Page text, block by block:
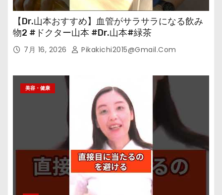
【Dr.山本おすすめ】血管がサラサラになる飲み
物2 #ドクター山本 #Dr.山本#緑茶
7月 16, 2026 Pikakichi2015@gmail.com
美容・健康